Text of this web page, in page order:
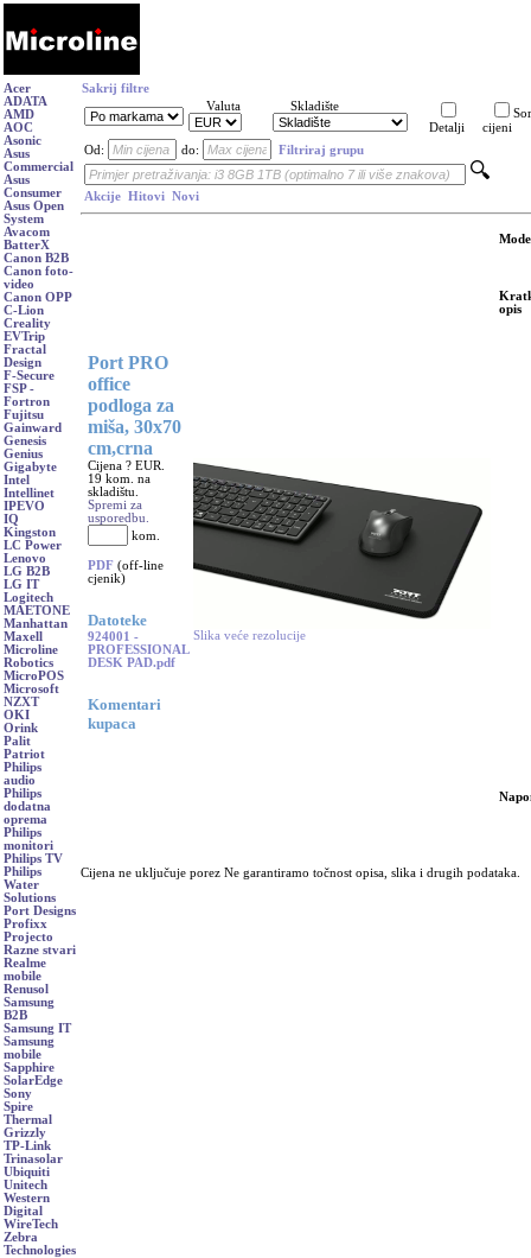
Acer
ADATA
AMD
AOC
Asonic
Asus
Commercial
Asus
Consumer
Asus Open
System
Avacom
BatterX
Canon B2B
Canon foto-
video
Canon OPP
C-Lion
Creality
EVTrip
Fractal
Design
F-Secure
FSP -
Fortron
Fujitsu
Gainward
Genesis
Genius
Gigabyte
Intel
Intellinet
IPEVO
IQ
Kingston
LC Power
Lenovo
LG B2B
LG IT
Logitech
MAETONE
Manhattan
Maxell
Microline
Robotics
MicroPOS
Microsoft
NZXT
OKI
Orink
Palit
Patriot
Philips
audio
Philips
dodatna
oprema
Philips
monitori
Philips TV
Philips
Water
Solutions
Port Designs
Profixx
Projecto
Razne stvari
Realme
mobile
Renusol
Samsung
B2B
Samsung IT
Samsung
mobile
Sapphire
SolarEdge
Sony
Spire
Thermal
Grizzly
TP-Link
Trinasolar
Ubiquiti
Unitech
Western
Digital
WireTech
Zebra
Technologies
Sakrij filtre
Valuta
Skladište
Detalji
cijeni
Od:
do: Filtriraj grupu
Akcije Hitovi Novi
Port PRO
office
podloga za
miša, 30x70
cm,crna
Cijena ? EUR.
19 kom. na
skladištu.
Spremi za
usporedbu.
kom.
PDF (off-line
cjenik)
Datoteke
924001 -
PROFESSIONAL
DESK PAD.pdf
Komentari
kupaca
Slika veće rezolucije
opis
Cijena ne uključuje porez Ne garantiramo točnost opisa, slika i drugih podataka.